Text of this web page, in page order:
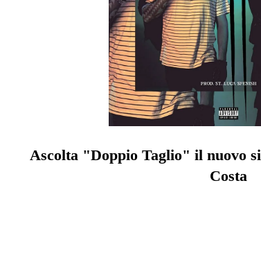
Ascolta "Doppio Taglio" il nuovo
Costa